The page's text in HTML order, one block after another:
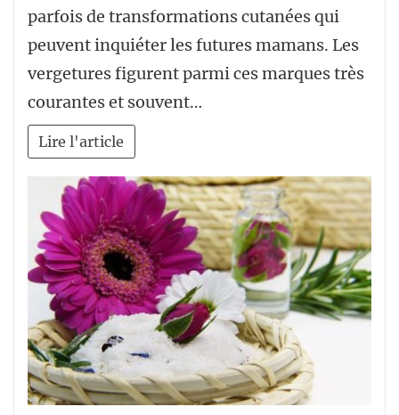
parfois de transformations cutanées qui
peuvent inquiéter les futures mamans. Les
vergetures figurent parmi ces marques très
courantes et souvent…
Lire l'article